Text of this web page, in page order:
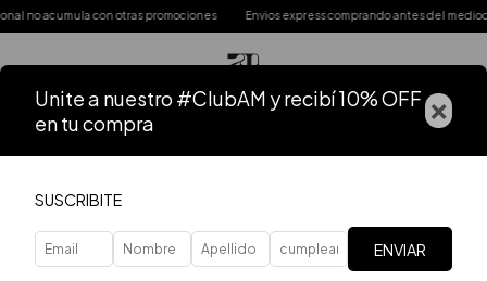
acumula con otras promociones Envios express comprando antes del mediodía
Unite a nuestro #ClubAM y recibí 10% OFF
en tu compra
×
SUSCRIBITE
ENVIAR